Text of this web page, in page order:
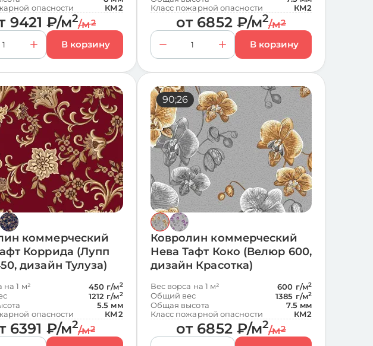
опасности
КМ2
9421 ₽/м2/м2
Класс пожарной опасности
КМ2
от 6852₽/м2/м2
60;2 50;2
коммерческий
Коррида (Лупп
дизайн Тулуза)
на 1 м² 450 г/м2
1212 г/м2
5.5 мм
опасности
КМ2
6391 ₽/м2/м2
90;26
Ковролин коммерческий
Нева Тафт Коко (Велюр 600,
дизайн Красотка)
Вес ворса на 1 м² 600 г/м2
Общий вес 1385 г/м2
Общая высота
7.5 мм
Класс пожарной опасности
КМ2
от 6852₽/м2/м2